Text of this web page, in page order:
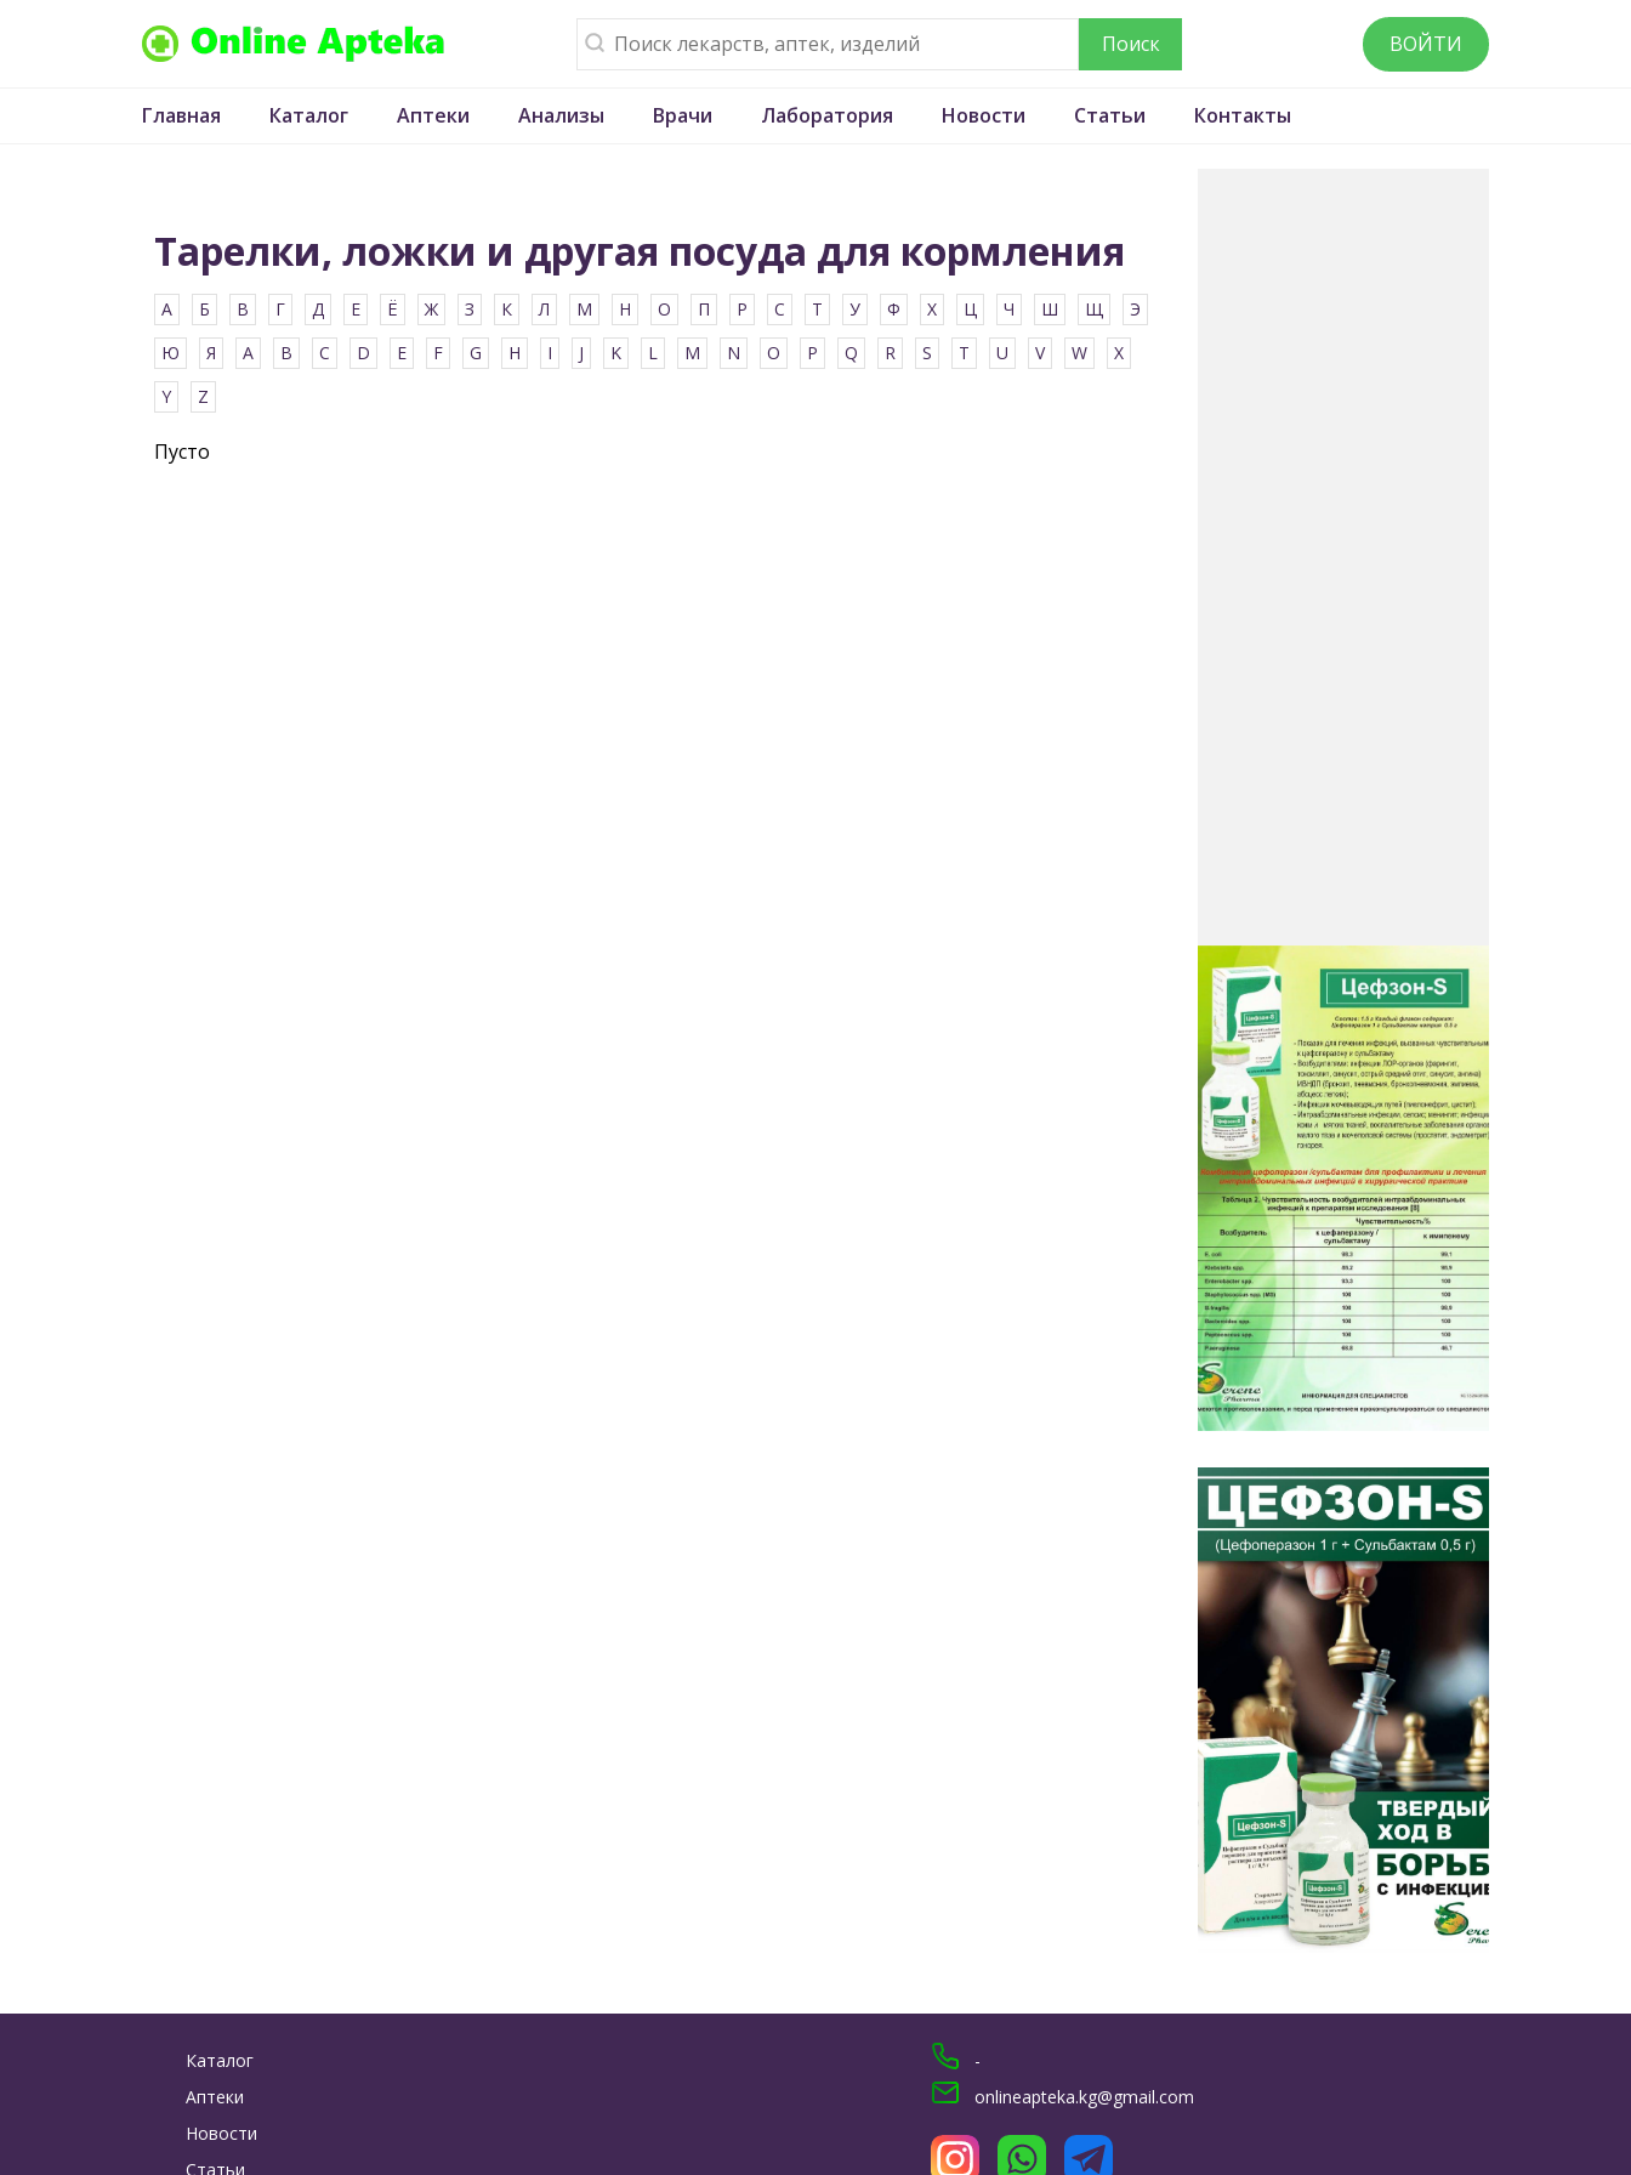
ВОЙТИ
Главная Каталог Аптеки Анализы Врачи Лаборатория Новости Статьи Контакты
Тарелки, ложки и другая посуда для кормления
Пусто
Каталог
Аптеки
Новости
Статьи
-
onlineapteka.kg@gmail.com